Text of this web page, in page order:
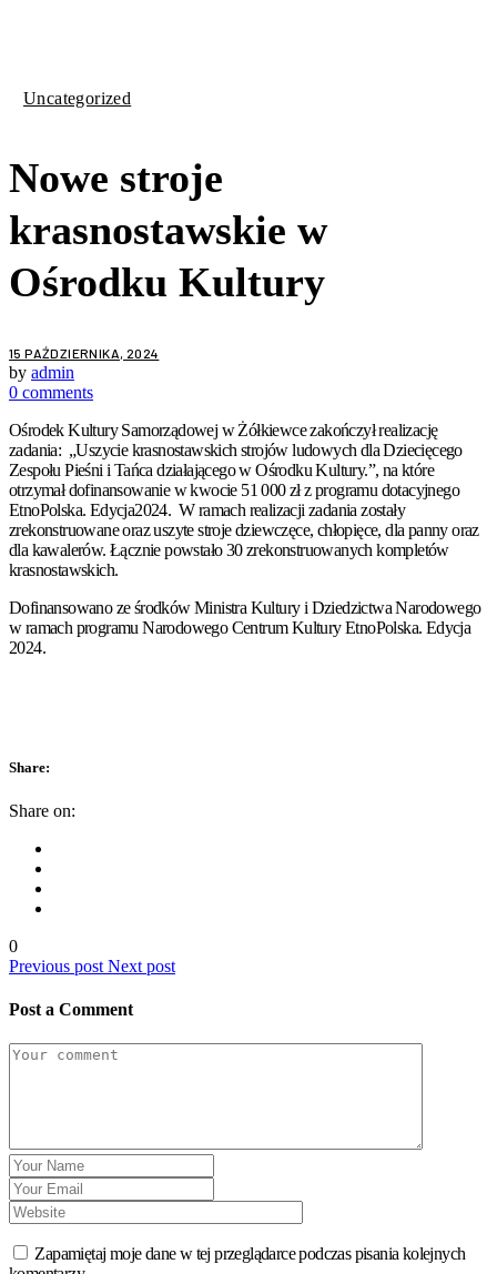
Uncategorized
Nowe stroje
krasnostawskie w
Ośrodku Kultury
15 PAŹDZIERNIKA, 2024
by admin
0 comments
Ośrodek Kultury Samorządowej w Żółkiewce zakończył realizację
zadania: „Uszycie krasnostawskich strojów ludowych dla Dziecięcego
Zespołu Pieśni i Tańca działającego w Ośrodku Kultury.”, na które
otrzymał dofinansowanie w kwocie 51 000 zł z programu dotacyjnego
EtnoPolska. Edycja2024. W ramach realizacji zadania zostały
zrekonstruowane oraz uszyte stroje dziewczęce, chłopięce, dla panny oraz
dla kawalerów. Łącznie powstało 30 zrekonstruowanych kompletów
krasnostawskich.
Dofinansowano ze środków Ministra Kultury i Dziedzictwa Narodowego
w ramach programu Narodowego Centrum Kultury EtnoPolska. Edycja
2024.
Share:
Share on:
0
Previous post Next post
Post a Comment
Zapamiętaj moje dane w tej przeglądarce podczas pisania kolejnych